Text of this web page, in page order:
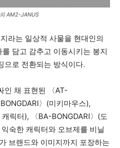
AM2-JANUS
라는 일상적 사물을 현대인의
담고 감추고 이동시키는 봉지
으로 전환되는 방식이다.
인 채 표현된 〈AT-
〉(미키마우스),
캐릭터), 〈BA-BONGDARI〉(도
숙한 캐릭터와 오브제를 비닐
브랜드와 이미지까지 포장하는